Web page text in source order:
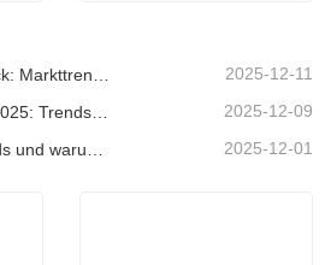
2025-12-11
2025-12-09
Globale Weihnachtstrends und warum Christmas Queen weiterhin Marktführer bleibt 2025-12-01